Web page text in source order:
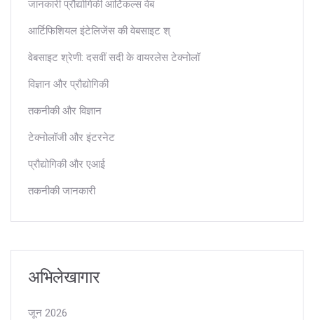
जानकारी प्रौद्योगिकी आर्टिकल्स वेब
आर्टिफिशियल इंटेलिजेंस की वेबसाइट श्
वेबसाइट श्रेणी: दसवीं सदी के वायरलेस टेक्नोलॉ
विज्ञान और प्रौद्योगिकी
तकनीकी और विज्ञान
टेक्नोलॉजी और इंटरनेट
प्रौद्योगिकी और एआई
तकनीकी जानकारी
अभिलेखागार
जून 2026